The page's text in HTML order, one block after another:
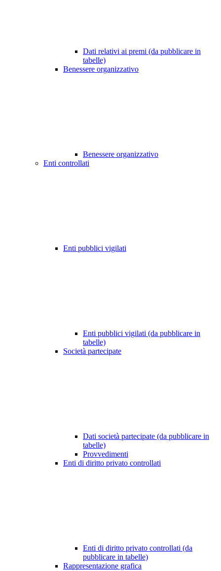
Dati relativi ai premi (da pubblicare in
tabelle)
Benessere organizzativo
Benessere organizzativo
Enti controllati
Enti pubblici vigilati
Enti pubblici vigilati (da pubblicare in
tabelle)
Società partecipate
Dati società partecipate (da pubblicare in
tabelle)
Provvedimenti
Enti di diritto privato controllati
Enti di diritto privato controllati (da
pubblicare in tabelle)
Rappresentazione grafica